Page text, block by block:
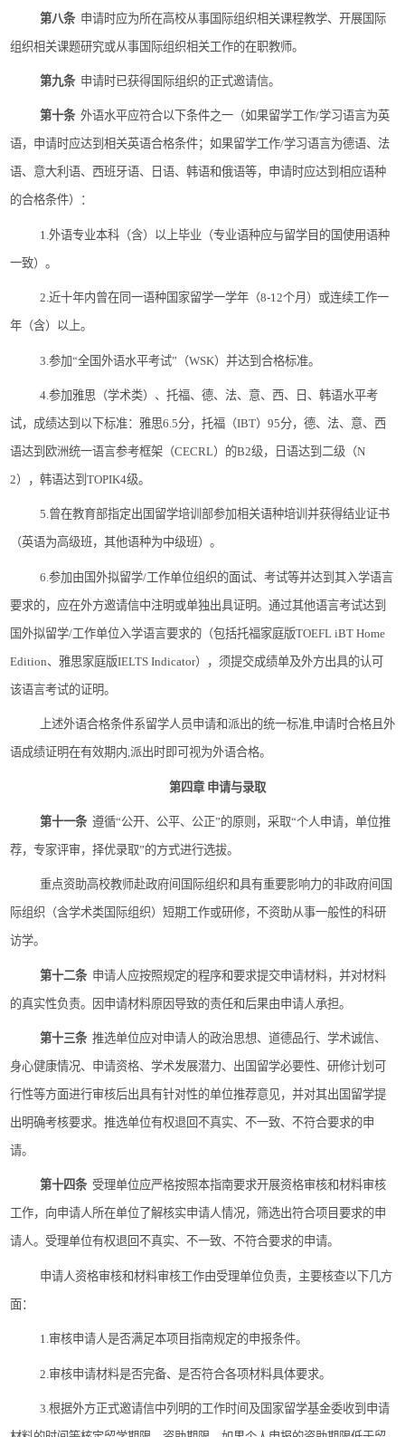
第八条 申请时应为所在高校从事国际组织相关课程教学、开展国际
组织相关课题研究或从事国际组织相关工作的在职教师。
第九条 申请时已获得国际组织的正式邀请信。
第十条 外语水平应符合以下条件之一（如果留学工作/学习语言为英
语，申请时应达到相关英语合格条件；如果留学工作/学习语言为德语、法
语、意大利语、西班牙语、日语、韩语和俄语等，申请时应达到相应语种
的合格条件）：
1. 外语专业本科（含）以上毕业（专业语种应与留学目的国使用语种
一致）。
2.近十年内曾在同一语种国家留学一学年（8-12个月）或连续工作一
年（含）以上。
3. 参加“全国外语水平考试” （WSK）并达到合格标准。
4. 参加雅思（学术类）、托福、德、法、意、西、日、韩语水平考
试，成绩达到以下标准：雅思6.5分，托福（IBT）95分，德、法、意、西
语达到欧洲统一语言参考框架（CECRL）的B2级，日语达到二级（N
2），韩语达到TOPIK4级。
5.曾在教育部指定出国留学培训部参加相关语种培训并获得结业证书
（英语为高级班，其他语种为中级班）。
6. 参加由国外拟留学/工作单位组织的面试、考试等并达到其入学语言
要求的，应在外方邀请信中注明或单独出具证明。通过其他语言考试达到
国外拟留学/工作单位入学语言要求的（包括托福家庭版TOEFL iBT Home
Edition、雅思家庭版IELTS Indicator），须提交成绩单及外方出具的认可
该语言考试的证明。
上述外语合格条件系留学人员申请和派出的统一标准,申请时合格且外
语成绩证明在有效期内,派出 时即可视为外语合格。
第四章 申请与录取
第十一条 遵循“公开、公平、公正”的原则，采取“个人申请，单位推
荐，专家评审，择优录取”的方式进行选拔。
重点资助高校教师赴政府间国际组织和具有重要影响力的非政府间国
际组织（含学术类国际组织）短期工作或研修，不资助从事一般性的科研
访学。
第十二条 申请人应按照规定的程序和要求提交申请材料，并对材料
的真实性负责。因申请材料原因导致的责任和后果由申请人承担。
第十三条 推选单位应对申请人的政治思想、道德品行、学术诚信、
身心健康情况、申请资格、学术发展潜力、出国留学必要性、研修计划可
行性等方面进行审核后出具有针对性的单位推荐意见，并对其出国留学提
出明确考核要求。推选单位有权退回不真实、不一致、不符合要求的申
请。
第十四条 受理单位应严格按照本指南要求开展资格审核和材料审核
工作，向申请人所在单位了解核实申请人情况，筛选出符合项目要求的申
请人。受理单位有权退回不真实、不一致、不符合要求的申请。
申请人资格审核和材料审核工作由受理单位负责，主要核查以下几方
面：
1.审核申请人是否满足本项目指南规定的申报条件。
2. 审核申请材料是否完备、是否符合各项材料具体要求。
3.根据外方正式邀请信中列明的工作时间及国家留学基金委收到申请